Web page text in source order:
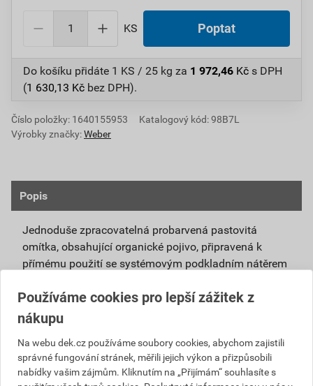
KS Poptat
Do košíku přidáte 1 KS / 25 kg za 1 972,46 Kč s DPH
(1 630,13 Kč bez DPH).
Číslo položky: 1640155953
Katalogový kód: 98B7L
Výrobky značky:Weber
Popis
Jednoduše zpracovatelná probarvená pastovitá
omítka, obsahující organické pojivo, připravená k
přímému použití se systémovým podkladním nátěrem
Vlivem ochlazování vnějšího souvrství
zateplovacích systémů v nočních hodinách,
dochází ke kondenzaci vody na povrchu, která
vytváří živnou půdu pro růst nevzhledných řas.
Povrch omítky weberpas aquaBalance dokáže
Používáme cookies pro lepší zážitek z
nákupu
Na webu dek.cz používáme soubory cookies, abychom zajistili
správné fungování stránek, měřili jejich výkon a přizpůsobili
nabídky vašim zájmům. Kliknutím na „Přijímám“ souhlasíte s